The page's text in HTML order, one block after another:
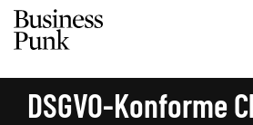
DSGVO-Konforme